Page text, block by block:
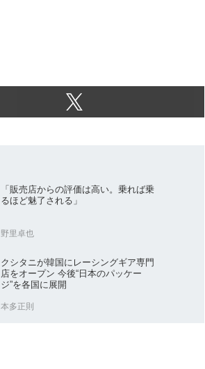
「販売店からの評価は高い。乗れば乗
るほど魅了される」
野里卓也
クシタニが韓国にレーシングギア専門
店をオープン 今後“日本のパッケー
ジ”を各国に展開
本多正則